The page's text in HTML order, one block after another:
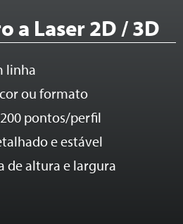
a Laser 2D / 3D
linha
ou formato
pontos/perfil
e estável
de altura e largura